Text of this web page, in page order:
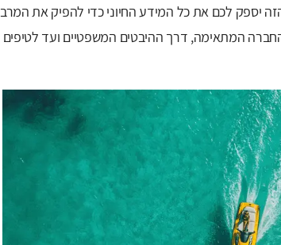
יספק לכם את כל המידע החיוני כדי להפיק את המרב
המתאימה, דרך ההיבטים המשפטיים ועד לטיפים